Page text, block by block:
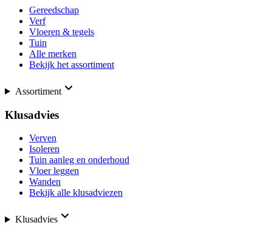
Gereedschap
Verf
Vloeren & tegels
Tuin
Alle merken
Bekijk het assortiment
Assortiment
Klusadvies
Verven
Isoleren
Tuin aanleg en onderhoud
Vloer leggen
Wanden
Bekijk alle klusadviezen
Klusadvies